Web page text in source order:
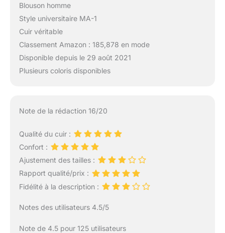
Blouson homme
Style universitaire MA-1
Cuir véritable
Classement Amazon : 185,878 en mode
Disponible depuis le 29 août 2021
Plusieurs coloris disponibles
Note de la rédaction 16/20
Qualité du cuir :
Confort :
Ajustement des tailles :
Rapport qualité/prix :
Fidélité à la description :
Notes des utilisateurs 4.5/5
Note de 4.5 pour 125 utilisateurs